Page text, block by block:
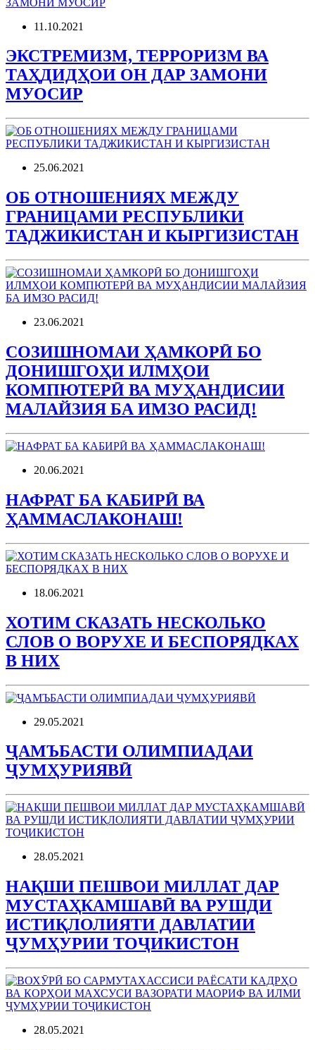
11.10.2021
ЭКСТРЕМИЗМ, ТЕРРОРИЗМ ВА
ТАҲДИДҲОИ ОН ДАР ЗАМОНИ
МУОСИР
25.06.2021
ОБ ОТНОШЕНИЯХ МЕЖДУ
ГРАНИЦАМИ РЕСПУБЛИКИ
ТАДЖИКИСТАН И КЫРГИЗИСТАН
23.06.2021
СОЗИШНОМАИ ҲАМКОРӢ БО
ДОНИШГОҲИ ИЛМҲОИ
КОМПЮТЕРӢ ВА МУҲАНДИСИИ
МАЛАЙЗИЯ БА ИМЗО РАСИД!
20.06.2021
НАФРАТ БА КАБИРӢ ВА
ҲАММАСЛАКОНАШ!
18.06.2021
ХОТИМ СКАЗАТЬ НЕСКОЛЬКО
СЛОВ О ВОРУХЕ И БЕСПОРЯДКАХ
В НИХ
29.05.2021
ҶАМЪБАСТИ ОЛИМПИАДАИ
ҶУМҲУРИЯВӢ
28.05.2021
НАҚШИ ПЕШВОИ МИЛЛАТ ДАР
МУСТАҲКАМШАВӢ ВА РУШДИ
ИСТИҚЛОЛИЯТИ ДАВЛАТИИ
ҶУМҲУРИИ ТОҶИКИСТОН
28.05.2021